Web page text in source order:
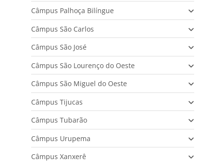
Câmpus Palhoça Bilíngue
Câmpus São Carlos
Câmpus São José
Câmpus São Lourenço do Oeste
Câmpus São Miguel do Oeste
Câmpus Tijucas
Câmpus Tubarão
Câmpus Urupema
Câmpus Xanxerê